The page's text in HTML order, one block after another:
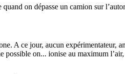
on dépasse un camion sur
A ce jour, aucun expérimentateur,
possible on... ionise au maximum